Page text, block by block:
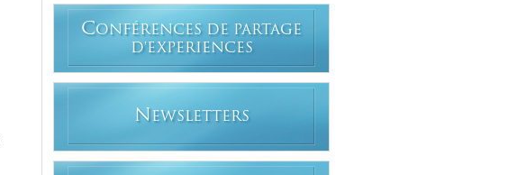
CONFÉRENCES DE PARTAGE
D'EXPERIENCES
N EWSLETTERS